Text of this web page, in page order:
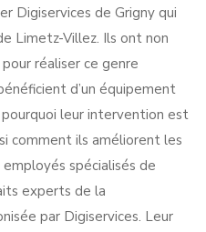
Digiservices de Grigny qui
Limetz-Villez. Ils ont non
réaliser ce genre
d’un équipement
leur intervention est
comment ils améliorent les
spécialisés de
experts de la
par Digiservices. Leur